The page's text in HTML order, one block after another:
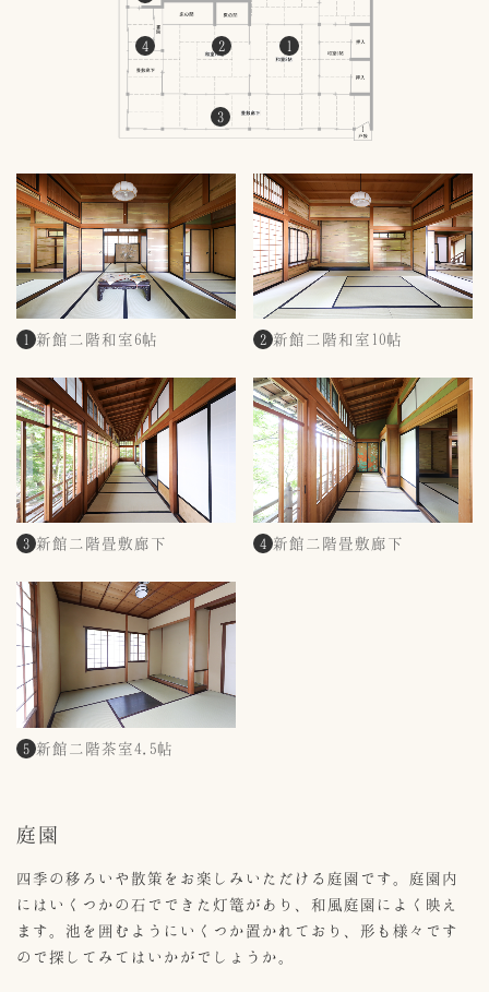
1
2
3
4
1 新館二階和室6帖 2 新館二階和室10帖
3 新館二階畳敷廊下 4 新館二階畳敷廊下
5 新館二階茶室4.5帖
庭園
四季の移ろいや散策をお楽しみいただける庭園です。庭園内
にはいくつかの石でできた灯篭があり、和風庭園によく映え
ます。池を囲むようにいくつか置かれており、形も様々です
ので探してみてはいかがでしょうか。